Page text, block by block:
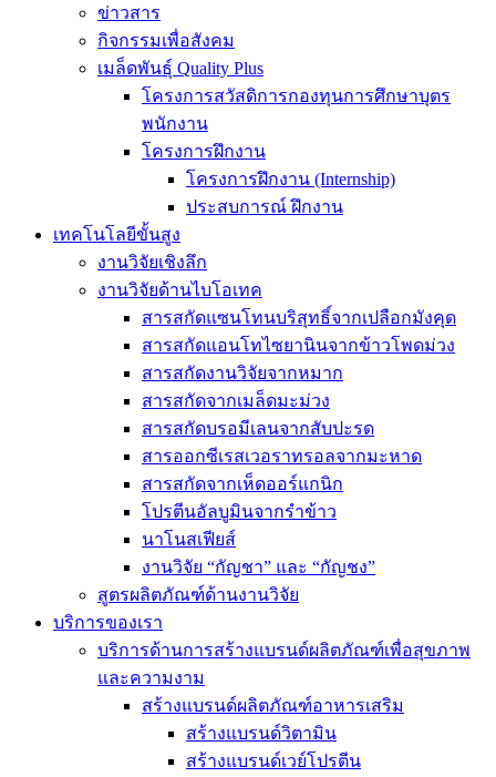
ข่าวสาร
กิจกรรมเพื่อสังคม
เมล็ดพันธุ์ Quality Plus
โครงการสวัสดิการกองทุนการศึกษาบุตร
พนักงาน
โครงการฝึกงาน
โครงการฝึกงาน (Internship)
ประสบการณ์ ฝึกงาน
เทคโนโลยีขั้นสูง
งานวิจัยเชิงลึก
งานวิจัยด้านไบโอเทค
สารสกัดแซนโทนบริสุทธิ์จากเปลือกมังคุด
สารสกัดแอนโทไซยานินจากข้าวโพดม่วง
สารสกัดงานวิจัยจากหมาก
สารสกัดจากเมล็ดมะม่วง
สารสกัดบรอมีเลนจากสับปะรด
สารออกซีเรสเวอราทรอลจากมะหาด
สารสกัดจากเห็ดออร์แกนิก
โปรตีนอัลบูมินจากรำข้าว
นาโนสเฟียส์
งานวิจัย “กัญชา” และ “กัญชง”
สูตรผลิตภัณฑ์ด้านงานวิจัย
บริการของเรา
บริการด้านการสร้างแบรนด์ผลิตภัณฑ์เพื่อสุขภาพ
และความงาม
สร้างแบรนด์ผลิตภัณฑ์อาหารเสริม
สร้างแบรนด์วิตามิน
สร้างแบรนด์เวย์โปรตีน